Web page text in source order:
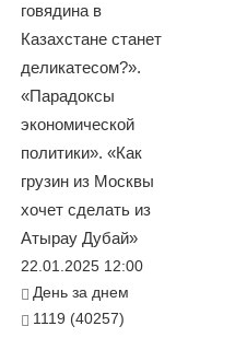
говядина в
Казахстане станет
деликатесом?».
«Парадоксы
экономической
политики». «Как
грузин из Москвы
хочет сделать из
Атырау Дубай»
22.01.2025 12:00
День за днем
1119 (40257)